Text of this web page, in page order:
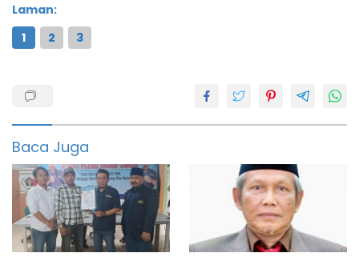
Laman:
1
2 3
featured
Hari
Ibu
Kabupaten
Baca Juga